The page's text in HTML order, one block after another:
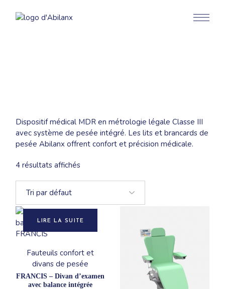
contenu
Dispositif médical MDR en métrologie légale Classe III
avec système de pesée intégré. Les lits et brancards de
pesée Abilanx offrent confort et précision médicale.
4 résultats affichés
LIRE LA SUITE
Fauteuils confort et
divans de pesée
FRANCIS – Divan d’examen
avec balance intégrée